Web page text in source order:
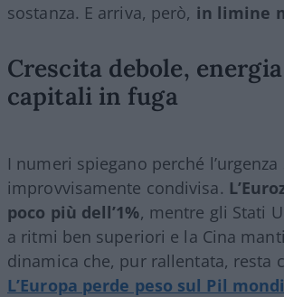
sostanza. E arriva, però, in limine
Crescita debole,
capitali in fuga
I numeri spiegano perché
improvvisamente condivisa.
poco più dell’1%, mentre gli Stati
a ritmi ben superiori e la Cina
dinamica che, pur rallentata, resta
L’Europa perde peso sul Pil